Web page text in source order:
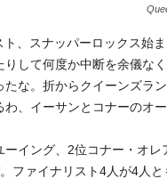
、スナッパーロックス始
して何度か中断を余儀な
たな。折からクイーンズラ
、イーサンとコナーのオ
ーイング、2位コナー・オ
ファイナリスト4人が4人